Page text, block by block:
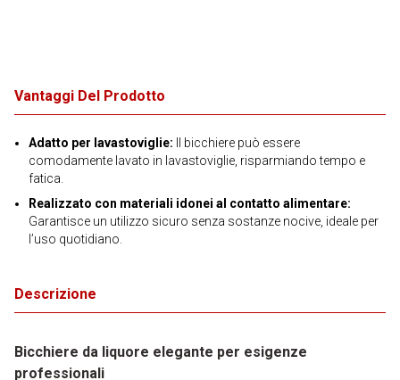
Vantaggi Del Prodotto
Adatto per lavastoviglie: Il bicchiere può essere
comodamente lavato in lavastoviglie, risparmiando tempo e
fatica.
Realizzato con materiali idonei al contatto alimentare:
Garantisce un utilizzo sicuro senza sostanze nocive, ideale per
l’uso quotidiano.
Descrizione
Bicchiere da liquore elegante per esigenze
professionali